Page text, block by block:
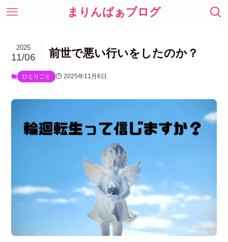
まりんばぁブログ
前世で悪い行いをしたのか？
2025
11/06
ひとりごと 2025年11月6日